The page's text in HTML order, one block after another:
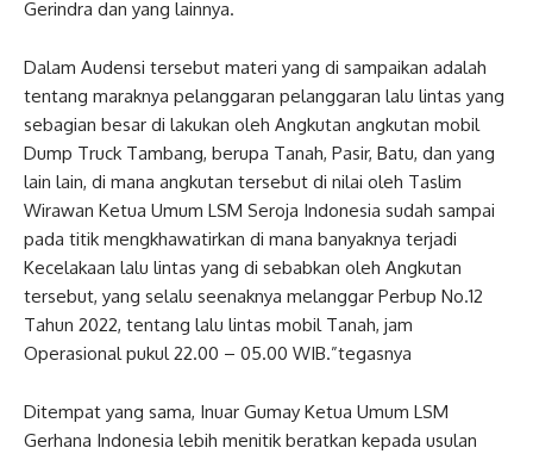
Gerindra dan yang lainnya.
Dalam Audensi tersebut materi yang di sampaikan adalah
tentang maraknya pelanggaran pelanggaran lalu lintas yang
sebagian besar di lakukan oleh Angkutan angkutan mobil
Dump Truck Tambang, berupa Tanah, Pasir, Batu, dan yang
lain lain, di mana angkutan tersebut di nilai oleh Taslim
Wirawan Ketua Umum LSM Seroja Indonesia sudah sampai
pada titik mengkhawatirkan di mana banyaknya terjadi
Kecelakaan lalu lintas yang di sebabkan oleh Angkutan
tersebut, yang selalu seenaknya melanggar Perbup No.12
Tahun 2022, tentang lalu lintas mobil Tanah, jam
Operasional pukul 22.00 – 05.00 WIB.”tegasnya
Ditempat yang sama, Inuar Gumay Ketua Umum LSM
Gerhana Indonesia lebih menitik beratkan kepada usulan